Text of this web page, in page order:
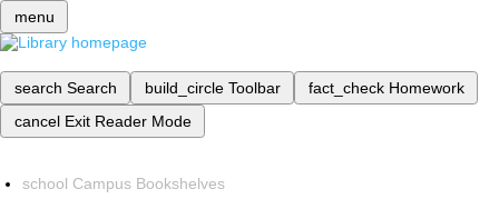
menu
search Search build_circle Toolbar fact_check Homework
cancel Exit Reader Mode
school Campus Bookshelves